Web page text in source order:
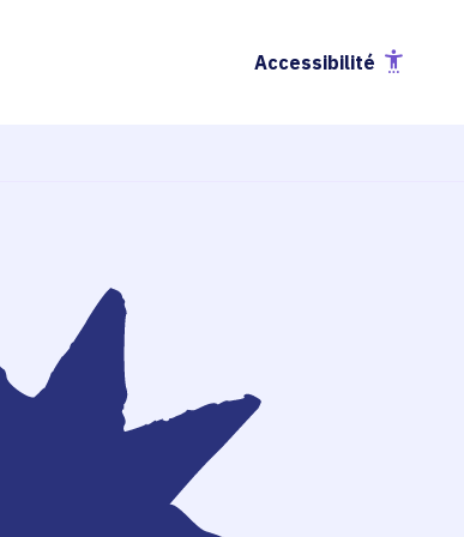
Accessibilité